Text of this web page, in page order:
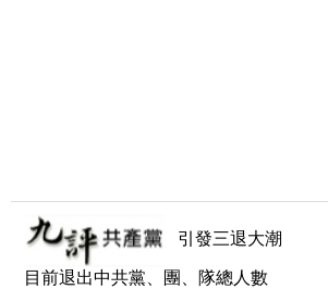
引發三退大潮
目前退出中共黨、團、隊總人數